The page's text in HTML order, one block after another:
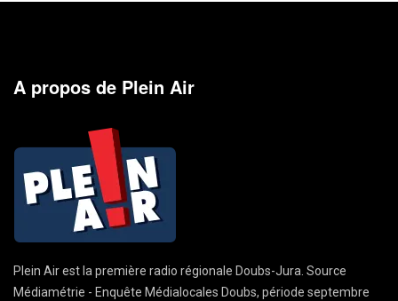
A propos de Plein Air
Plein Air est la première radio régionale Doubs-Jura. Source
Médiamétrie - Enquête Médialocales Doubs, période septembre